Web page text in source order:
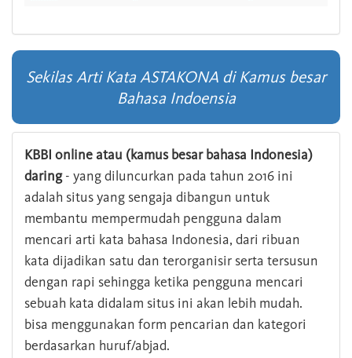
Sekilas Arti Kata ASTAKONA di Kamus besar
Bahasa Indoensia
KBBI online atau (kamus besar bahasa Indonesia)
daring- yang diluncurkan pada tahun 2016 ini
adalah situs yang sengaja dibangun untuk
membantu mempermudah pengguna dalam
mencari arti kata bahasa Indonesia, dari ribuan
kata dijadikan satu dan terorganisir serta tersusun
dengan rapi sehingga ketika pengguna mencari
sebuah kata didalam situs ini akan lebih mudah.
bisa menggunakan form pencarian dan kategori
berdasarkan huruf/abjad.